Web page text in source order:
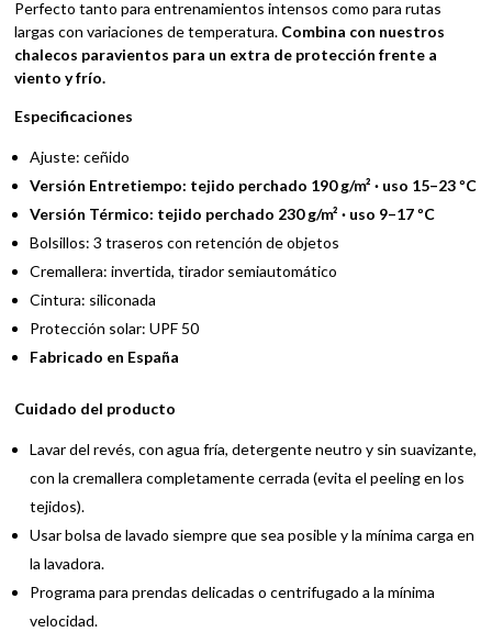
Perfecto tanto para entrenamientos intensos como para rutas
largas con variaciones de temperatura. Combina con nuestros
chalecos paravientos para un extra de protección frente a
viento y frío.
Especificaciones
Ajuste: ceñido
Versión Entretiempo: tejido perchado 190 g/m² · uso 15–23 ºC
Versión Térmico: tejido perchado 230 g/m² · uso 9–17 ºC
Bolsillos: 3 traseros con retención de objetos
Cremallera: invertida, tirador semiautomático
Cintura: siliconada
Protección solar: UPF 50
Fabricado en España
Cuidado del producto
Lavar del revés, con agua fría, detergente neutro y sin suavizante,
con la cremallera completamente cerrada (evita el peeling en los
tejidos).
Usar bolsa de lavado siempre que sea posible y la mínima carga en
la lavadora.
Programa para prendas delicadas o centrifugado a la mínima
velocidad.